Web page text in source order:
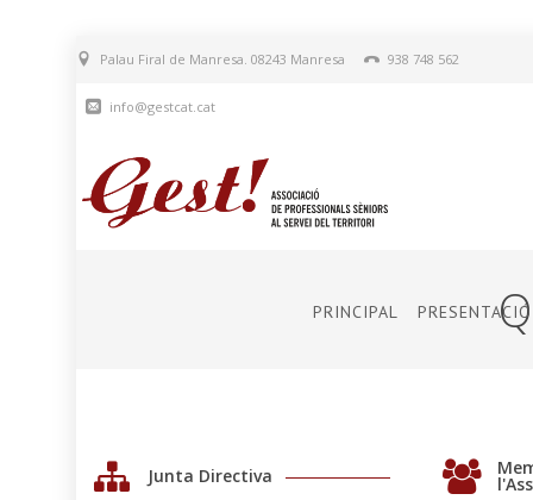
Palau Firal de Manresa. 08243 Manresa 938 748 562
info@gestcat.cat
PRINCIPAL PRESENTACIÓ
Junta Directiva